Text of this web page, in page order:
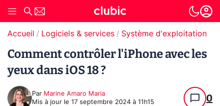
Accueil Logiciels & services Système d'exploitation
Comment contrôler l'iPhone avec les
yeux dans iOS 18 ?
Par Marine Amaro Maria
Mis à jour le 17 septembre 2024 à 11h15 0